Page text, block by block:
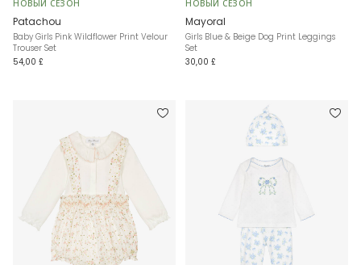
НОВЫЙ СЕЗОН
Patachou
Baby Girls Pink Wildflower Print Velour
Trouser Set
54,00 £
НОВЫЙ СЕЗОН
Mayoral
Girls Blue & Beige Dog Print Leggings
Set
30,00 £